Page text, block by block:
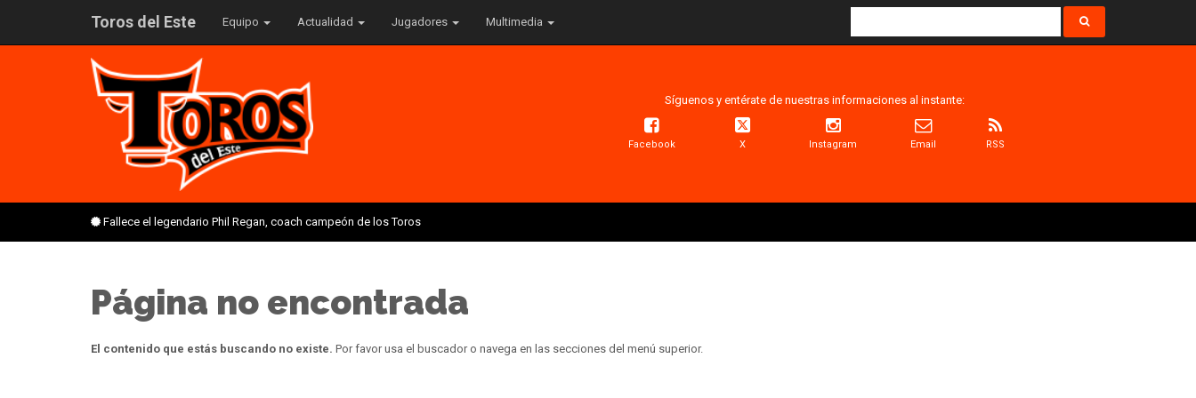
Toros del Este Equipo Actualidad Jugadores Multimedia
Síguenos y entérate de nuestras informaciones al instante:
Facebook X Instagram Email RSS
Fallece el legendario Phil Regan, coach campeón de los Toros
Página no encontrada
El contenido que estás buscando no existe. Por favor usa el buscador o navega en las secciones del menú superior.